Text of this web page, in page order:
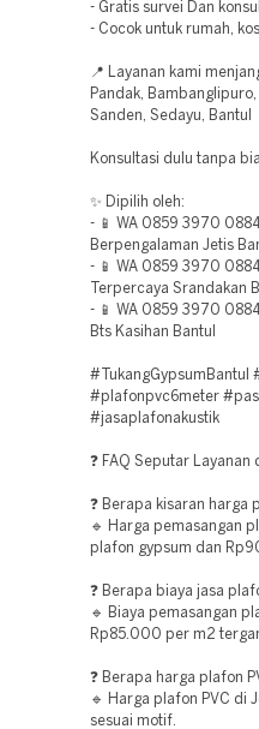
- Gratis survei Dan
- Cocok untuk rumah,
📍 Layanan kami
Pandak,
Sanden, Sedayu, Bantul
Konsultasi dulu tanpa
✨ Dipilih oleh:
- 📱 WA 0859 3970
Berpengalaman Jetis
- 📱 WA 0859 3970
Terpercaya Srandakan
- 📱 WA 0859 3970
Bts Kasihan Bantul
#TukangGypsumBantul
#plafonpvc6meter
#jasaplafonakustik
❓ FAQ Seputar Layanan
❓ Berapa kisaran harga
🔹 Harga pemasangan
plafon gypsum dan
❓ Berapa biaya jasa
🔹 Biaya pemasangan
Rp85.000 per m2
❓ Berapa harga plafon
🔹 Harga plafon PVC
sesuai motif.